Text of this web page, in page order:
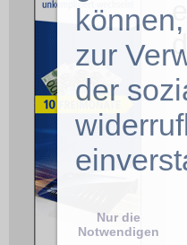
zur
der
Nur die
Notwendigen